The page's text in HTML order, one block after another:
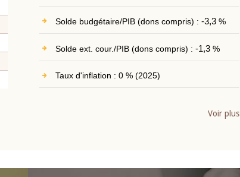
Solde budgétaire/PIB (dons compris) : -3,3%
Solde ext. cour./PIB (dons compris) : -1,3%
Taux d'inflation : 0 % (2025)
Voir plus